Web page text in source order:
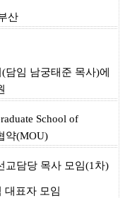
산
임 남궁태준 목사)에
School of
약(MOU)
교담당 목사 모임(1차)
표자 모임